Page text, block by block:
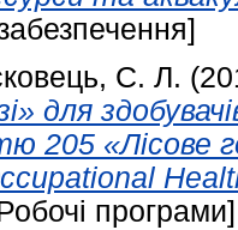
С. Л.
для
205 «Лісове
програми]